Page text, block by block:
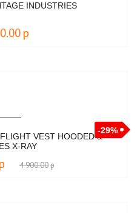
INDUSTRIES
р
-29%
VEST HOODED &
X-RAY
р 4 900.00р